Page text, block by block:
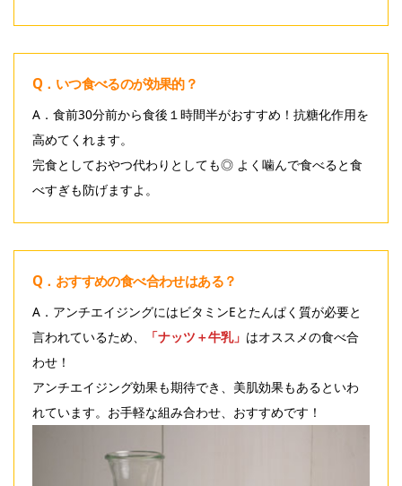
Q．いつ食べるのが効果的？
A．食前30分前から食後１時間半がおすすめ！抗糖化作用を
高めてくれます。
完食としておやつ代わりとしても◎ よく噛んで食べると食
べすぎも防げますよ。
Q．おすすめの食べ合わせはある？
A．アンチエイジングにはビタミンEとたんぱく質が必要と
言われているため、
「ナッツ＋牛乳」 はオススメの食べ合
わせ！
アンチエイジング効果も期待でき、美肌効果もあるといわ
れています。お手軽な組み合わせ、おすすめです！